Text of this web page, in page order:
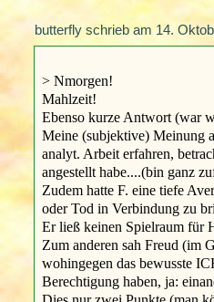
butterfly schrieb am14.
> Nmorgen!
Mahlzeit!
Ebenso kurze Antwort (war
Meine (subjektive) Meinung
analyt. Arbeit erfahren,
angestellt habe....(bin ganz
Zudem hatte F. eine tiefe
oder Tod in Verbindung zu
Er ließ keinen Spielraum für
Zum anderen sah Freud (im
wohingegen das bewusste
Berechtigung haben, ja: